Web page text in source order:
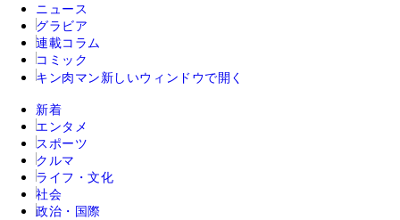
ニュース
グラビア
連載コラム
コミック
キン肉マン 新しいウィンドウで開く
新着
エンタメ
スポーツ
クルマ
ライフ・文化
社会
政治・国際